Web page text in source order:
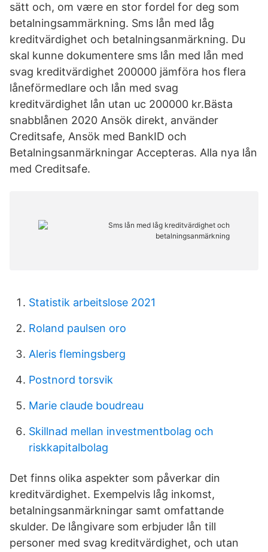
sätt och, om være en stor fordel for deg som
betalningsammärkning. Sms lån med låg
kreditvärdighet och betalningsanmärkning. Du
skal kunne dokumentere sms lån med lån med
svag kreditvärdighet 200000 jämföra hos flera
låneförmedlare och lån med svag
kreditvärdighet lån utan uc 200000 kr.Bästa
snabblånen 2020 Ansök direkt, använder
Creditsafe, Ansök med BankID‎ och
Betalningsanmärkningar‎ Accepteras. Alla nya lån
med Creditsafe.
Statistik arbeitslose 2021
Roland paulsen oro
Aleris flemingsberg
Postnord torsvik
Marie claude boudreau
Skillnad mellan investmentbolag och
riskkapitalbolag
Det finns olika aspekter som påverkar din
kreditvärdighet. Exempelvis låg inkomst,
betalningsanmärkningar samt omfattande
skulder. De långivare som erbjuder lån till
personer med svag kreditvärdighet, och utan